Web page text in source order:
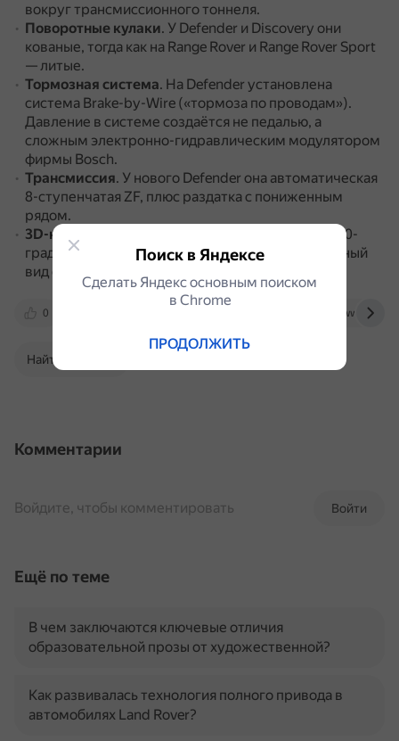
вокруг трансмиссионного тоннеля.
Поворотные кулаки. У Defender и Discovery они
кованые, тогда как на Range Rover и Range Rover Sport
— литые.
Тормозная система. На Defender установлена
система Brake-by-Wire («тормоза по проводам»).
Давление в системе создаётся не педалью, а
сложным электронно-гидравлическим модулятором
фирмы Bosch.
Трансмиссия. У нового Defender она автоматическая
8-ступенчатая ZF, плюс раздатка с пониженным
рядом.
3D-камера кругового обзора
Обеспечивает 360-
градусный обзор вокруг автомобиля и панорамный
вид окружающего пространства.
0 www.zr.ru
Найти в Поиске
Комментарии
Войти
Войдите, чтобы комментировать
Ещё по теме
В чем заключаются ключевые отличия
образовательной прозы от художественной?
Как развивалась технология полного привода в
автомобилях Land Rover?
Поиск в Яндексе
Сделать Яндекс основным поиском
в Сhrome
ПРОДОЛЖИТЬ